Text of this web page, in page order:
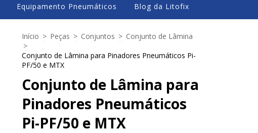
Equipamento Pneumáticos Blog da Litofix
Início > Peças > Conjuntos > Conjunto de Lâmina
>
Conjunto de Lâmina para Pinadores Pneumáticos Pi-
PF/50 e MTX
Conjunto de Lâmina para
Pinadores Pneumáticos
Pi-PF/50 e MTX